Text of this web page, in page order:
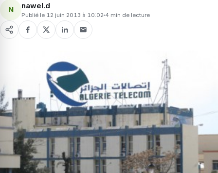
N nawel.d
Publié le 12 juin 2013 à 10:02 4 min de lecture